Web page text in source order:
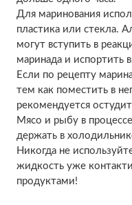
Для маринования
пластика или стекла.
могут вступить в
маринада и испортить
Если по рецепту
тем как поместить в
рекомендуется
Мясо и рыбу в
держать в
Никогда не
жидкость уже
продуктами!